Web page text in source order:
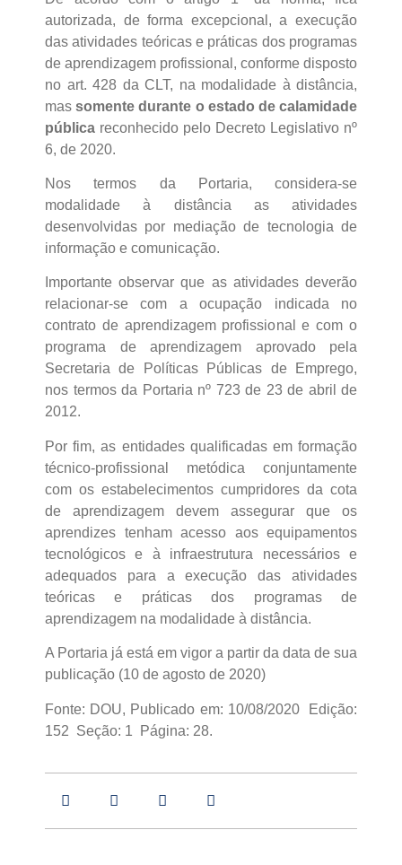
autorizada, de forma excepcional, a execução
das atividades teóricas e práticas dos programas
de aprendizagem profissional, conforme disposto
no art. 428 da CLT, na modalidade à distância,
massomente durante o estado de calamidade
pública reconhecido pelo Decreto Legislativo nº
6, de 2020.
Nos termos da Portaria, considera-se
modalidade à distância as atividades
desenvolvidas por mediação de tecnologia de
informação e comunicação.
Importante observar que as atividades deverão
relacionar-se com a ocupação indicada no
contrato de aprendizagem profissional e com o
programa de aprendizagem aprovado pela
Secretaria de Políticas Públicas de Emprego,
nos termos da Portaria nº 723 de 23 de abril de
2012.
Por fim, as entidades qualificadas em formação
técnico-profissional metódica conjuntamente
com os estabelecimentos cumpridores da cota
de aprendizagem devem assegurar que os
aprendizes tenham acesso aos equipamentos
tecnológicos e à infraestrutura necessários e
adequados para a execução das atividades
teóricas e práticas dos programas de
aprendizagem na modalidade à distância.
A Portaria já está em vigor a partir da data de sua
publicação (10 de agosto de 2020)
Fonte: DOU, Publicado em: 10/08/2020 Edição:
152 Seção: 1 Página: 28.